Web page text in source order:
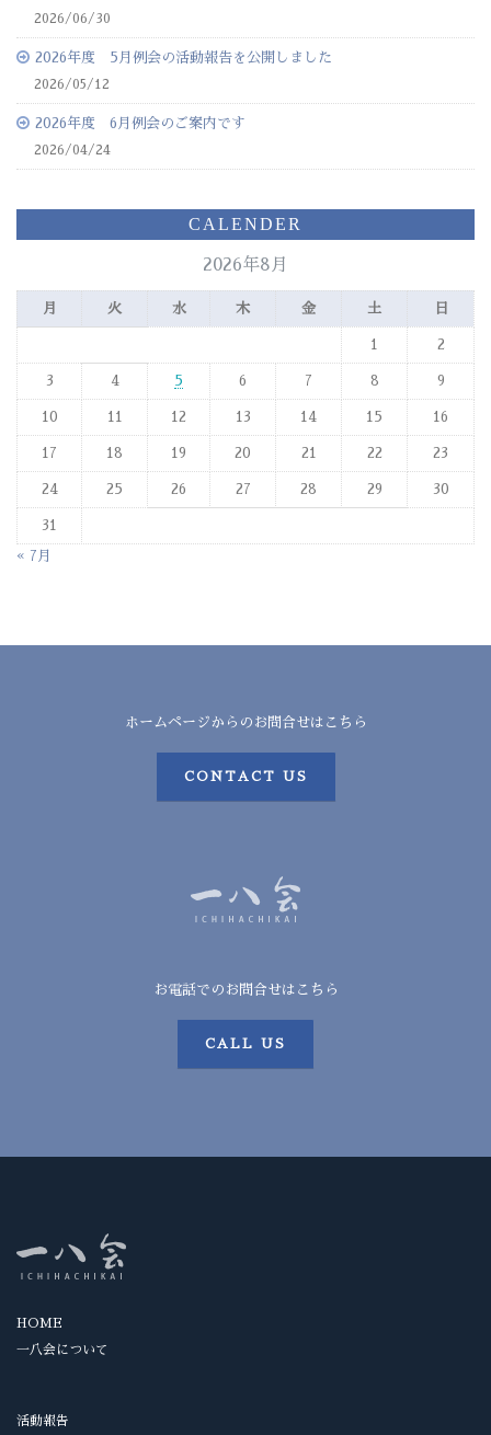
2026/06/30
2026年度 5月例会の活動報告を公開しました
2026/05/12
2026年度 6月例会のご案内です
2026/04/24
CALENDER
2026年8月
月 火 水 木 金 土 日
1 2
3 4 5 6 7 8 9
10 11 12 13 14 15 16
17 18 19 20 21 22 23
24 25 26 27 28 29 30
31
« 7月
ホームページからのお問合せはこちら
CONTACT US
お電話でのお問合せはこちら
CALL US
HOME
一八会について
活動報告